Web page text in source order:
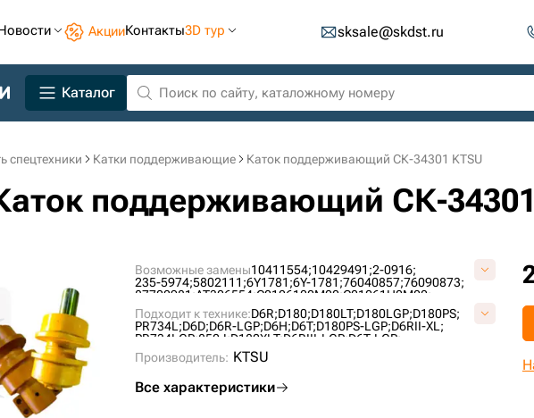
АкцииКонтакты3D тур sksale@skdst.ru
Каталог
спецтехники Катки поддерживающие Каток поддерживающий СК-34301 KTSU
поддерживающий СК-
Возможные замены10411554;10429491;2-0916;
235-5974;5802111;6Y1781;6Y-1781;76040857;76090873;
87702981;AT306554;C0106100M00;C01061H0M00;
CR4800;
UH094C1B;VC0106H0;
Подходит к технике:D6R;D180;D180LT;D180LGP;D180PS;
PR734L;D6D;D6R-LGP;D6H;D6T;D180PS-LGP;D6RII-XL;
PR734LGP;850J;D180XLT;D6RIII-LGP;D6T-LGP;
CASE2050M;
PR736;
Производитель: KTSU
Все характеристики